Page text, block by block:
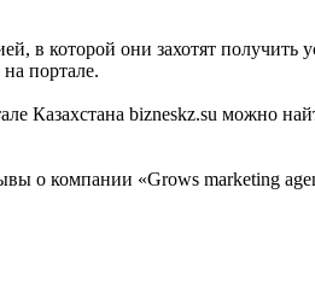
в которой они захотят
портале.
Казахстана bizneskz.su можно
о компании «Grows marketing